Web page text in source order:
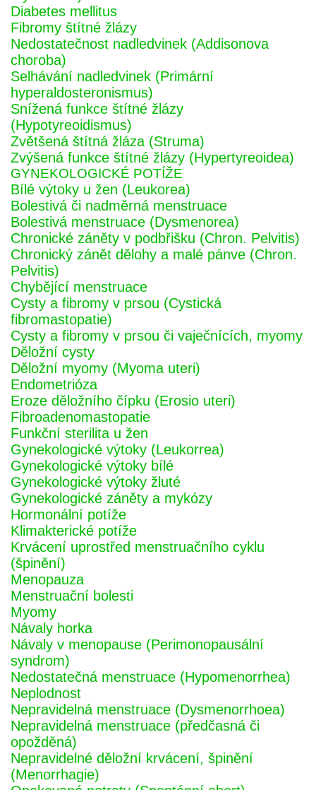
Diabetes mellitus
Fibromy štítné žlázy
Nedostatečnost nadledvinek (Addisonova
choroba)
Selhávání nadledvinek (Primární
hyperaldosteronismus)
Snížená funkce štítné žlázy
(Hypotyreoidismus)
Zvětšená štítná žláza (Struma)
Zvýšená funkce štítné žlázy (Hypertyreoidea)
GYNEKOLOGICKÉ POTÍŽE
Bílé výtoky u žen (Leukorea)
Bolestivá či nadměrná menstruace
Bolestivá menstruace (Dysmenorea)
Chronické záněty v podbřišku (Chron. Pelvitis)
Chronický zánět dělohy a malé pánve (Chron.
Pelvitis)
Chybějící menstruace
Cysty a fibromy v prsou (Cystická
fibromastopatie)
Cysty a fibromy v prsou či vaječnících, myomy
Děložní cysty
Děložní myomy (Myoma uteri)
Endometrióza
Eroze děložního čípku (Erosio uteri)
Fibroadenomastopatie
Funkční sterilita u žen
Gynekologické výtoky (Leukorrea)
Gynekologické výtoky bílé
Gynekologické výtoky žluté
Gynekologické záněty a mykózy
Hormonální potíže
Klimakterické potíže
Krvácení uprostřed menstruačního cyklu
(špinění)
Menopauza
Menstruační bolesti
Myomy
Návaly horka
Návaly v menopause (Perimonopausální
syndrom)
Nedostatečná menstruace (Hypomenorrhea)
Neplodnost
Nepravidelná menstruace (Dysmenorrhoea)
Nepravidelná menstruace (předčasná či
opožděná)
Nepravidelné děložní krvácení, špinění
(Menorrhagie)